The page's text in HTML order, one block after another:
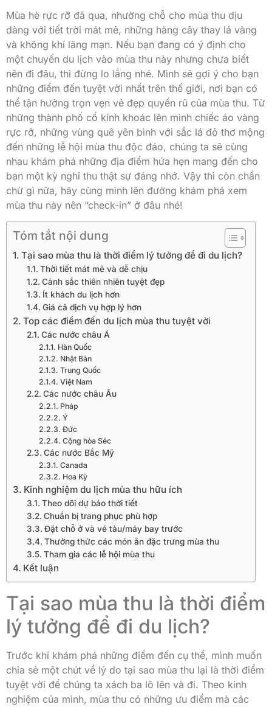
Mùa hè rực rỡ đã qua, nhường chỗ cho mùa thu dịu
dàng với tiết trời mát mẻ, những hàng cây thay lá vàng
và không khí lãng mạn. Nếu bạn đang có ý định cho
một chuyến du lịch vào mùa thu này nhưng chưa biết
nên đi đâu, thì đừng lo lắng nhé. Mình sẽ gợi ý cho bạn
những điểm đến tuyệt vời nhất trên thế giới, nơi bạn có
thể tận hưởng trọn vẹn vẻ đẹp quyến rũ của mùa thu. Từ
những thành phố cổ kính khoác lên mình chiếc áo vàng
rực rỡ, những vùng quê yên bình với sắc lá đỏ thơ mộng
đến những lễ hội mùa thu độc đáo, chúng ta sẽ cùng
nhau khám phá những địa điểm hứa hẹn mang đến cho
bạn một kỳ nghỉ thu thật sự đáng nhớ. Vậy thì còn chần
chừ gì nữa, hãy cùng mình lên đường khám phá xem
mùa thu này nên “check-in” ở đâu nhé!
Tóm tắt nội dung
Tại sao mùa thu là thời điểm lý tưởng để đi du lịch?
Thời tiết mát mẻ và dễ chịu
Cảnh sắc thiên nhiên tuyệt đẹp
Ít khách du lịch hơn
Giá cả dịch vụ hợp lý hơn
Top các điểm đến du lịch mùa thu tuyệt vời
Các nước châu Á
Hàn Quốc
Nhật Bản
Trung Quốc
Việt Nam
Các nước châu Âu
Pháp
Ý
Đức
Cộng hòa Séc
Các nước Bắc Mỹ
Canada
Hoa Kỳ
Kinh nghiệm du lịch mùa thu hữu ích
Theo dõi dự báo thời tiết
Chuẩn bị trang phục phù hợp
Đặt chỗ ở và vé tàu/máy bay trước
Thưởng thức các món ăn đặc trưng mùa thu
Tham gia các lễ hội mùa thu
Kết luận
Tại sao mùa thu là thời điểm
lý tưởng để đi du lịch?
Trước khi khám phá những điểm đến cụ thể, mình muốn
chia sẻ một chút về lý do tại sao mùa thu lại là thời điểm
tuyệt vời để chúng ta xách ba lô lên và đi. Theo kinh
nghiệm của mình, mùa thu có những ưu điểm mà các